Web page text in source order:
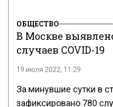
ОБЩЕСТВО
В Москве
случаев COVID-19
19 июля 2022, 11:29
За минувшие сутки в
зафиксировано 780